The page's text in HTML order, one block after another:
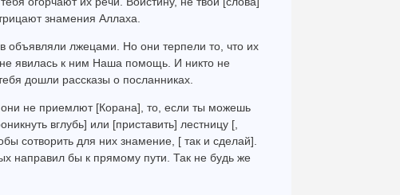
знамения Аллаха.
объявляли лжецами. Но они терпели то, что их
явилась к ним Наша помощь. И никто не
дошли рассказы о посланниках.
они не приемлют [Корана], то, если ты можешь
вглубь] или [приставить] лестницу [,
сотворить для них знамение, [ так и сделай].
направил бы к прямому пути. Так не будь же